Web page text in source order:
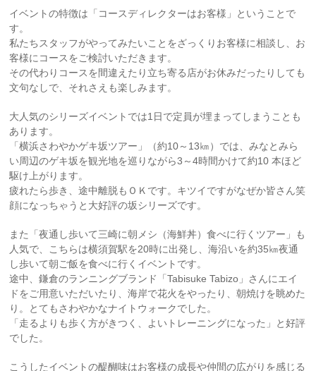
イベントの特徴は「コースディレクターはお客様」ということで
す。
私たちスタッフがやってみたいことをざっくりお客様に相談し、お
客様にコースをご検討いただきます。
その代わりコースを間違えたり立ち寄る店がお休みだったりしても
文句なしで、それさえも楽しみます。
大人気のシリーズイベントでは1日で定員が埋まってしまうことも
あります。
「横浜さわやかゲキ坂ツアー」（約10～13㎞）では、みなとみら
い周辺のゲキ坂を観光地を巡りながら3～4時間かけて約10 本ほど
駆け上がります。
疲れたら歩き、途中離脱もＯＫです。キツイですがなぜか皆さん笑
顔になっちゃうと大好評の坂シリーズです。
また「夜通し歩いて三崎に朝メシ（海鮮丼）食べに行くツアー」も
人気で、こちらは横須賀駅を20時に出発し、海沿いを約35㎞夜通
し歩いて朝ご飯を食べに行くイベントです。
途中、鎌倉のランニングブランド「Tabisuke Tabizo」さんにエイ
ドをご用意いただいたり、海岸で花火をやったり、朝焼けを眺めた
り。とてもさわやかなナイトウォークでした。
「走るよりも歩く方がきつく、よいトレーニングになった」と好評
でした。
こうしたイベントの醍醐味はお客様の成長や仲間の広がりを感じる